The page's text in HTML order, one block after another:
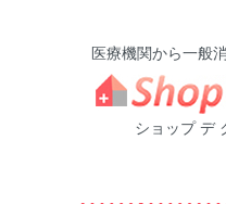
医療機関から一般
ショップ デ